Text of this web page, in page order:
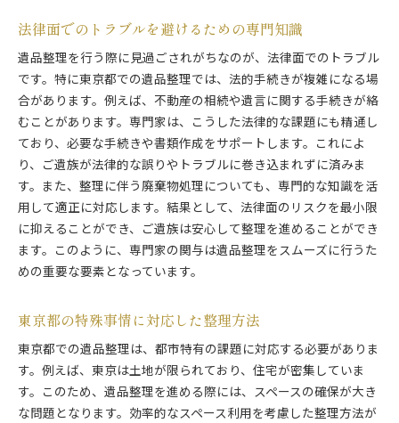
遠方に住む家族のための東京都での遺品整理のコツ
遠方からでも信頼できる専門家選び
オンラインでのコミュニケーションの活用
遠方からでもできる遺品整理の準備
専門家による進捗報告と相談の仕方
遺品整理後のフォローアップ方法
遠方住まいでも安心な委託方法
忙しい方必見！東京都での遺品整理を効率的に行う方
法
限られた時間で行う効率的な整理術
効率を上げるための事前準備のポイント
時間を節約するためのプロのテクニック
忙しい方が知っておくべき整理サービスの活用
仕事と両立するための遺品整理の進め方
ご遺族への負担を軽減する東京都での遺品整理サービ
法律面でのトラブルを避けるための専門知識
遺品整理を行う際に見過ごされがちなのが、法律面でのトラブル
です。特に東京都での遺品整理では、法的手続きが複雑になる場
合があります。例えば、不動産の相続や遺言に関する手続きが絡
むことがあります。専門家は、こうした法律的な課題にも精通し
ており、必要な手続きや書類作成をサポートします。これによ
り、ご遺族が法律的な誤りやトラブルに巻き込まれずに済みま
す。また、整理に伴う廃棄物処理についても、専門的な知識を活
用して適正に対応します。結果として、法律面のリスクを最小限
に抑えることができ、ご遺族は安心して整理を進めることができ
ます。このように、専門家の関与は遺品整理をスムーズに行うた
めの重要な要素となっています。
東京都の特殊事情に対応した整理方法
東京都での遺品整理は、都市特有の課題に対応する必要がありま
す。例えば、東京は土地が限られており、住宅が密集していま
す。このため、遺品整理を進める際には、スペースの確保が大き
な問題となります。効率的なスペース利用を考慮した整理方法が